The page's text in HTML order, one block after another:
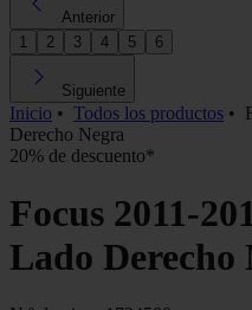
Anterior
1
2 3 4 5 6
Siguiente
Inicio • Todos los productos •
Derecho Negra
20% de descuento*
Focus 2011-
Lado Derecho